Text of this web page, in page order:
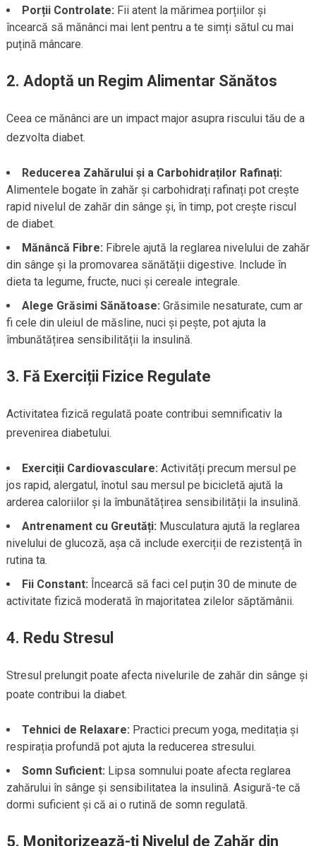
Porții Controlate: Fii atent la mărimea porțiilor și
încearcă să mănânci mai lent pentru a te simți sătul cu mai
puțină mâncare.
2. Adoptă un Regim Alimentar Sănătos
Ceea ce mănânci are un impact major asupra riscului tău de a
dezvolta diabet.
Reducerea Zahărului și a Carbohidraților Rafinați:
Alimentele bogate în zahăr și carbohidrați rafinați pot crește
rapid nivelul de zahăr din sânge și, în timp, pot crește riscul
de diabet.
Mănâncă Fibre: Fibrele ajută la reglarea nivelului de zahăr
din sânge și la promovarea sănătății digestive. Include în
dieta ta legume, fructe, nuci și cereale integrale.
Alege Grăsimi Sănătoase: Grăsimile nesaturate, cum ar
fi cele din uleiul de măsline, nuci și pește, pot ajuta la
îmbunătățirea sensibilității la insulină.
3. Fă Exerciții Fizice Regulate
Activitatea fizică regulată poate contribui semnificativ la
prevenirea diabetului.
Exerciții Cardiovasculare: Activități precum mersul pe
jos rapid, alergatul, înotul sau mersul pe bicicletă ajută la
arderea caloriilor și la îmbunătățirea sensibilității la insulină.
Antrenament cu Greutăți: Musculatura ajută la reglarea
nivelului de glucoză, așa că include exerciții de rezistență în
rutina ta.
Fii Constant: Încearcă să faci cel puțin 30 de minute de
activitate fizică moderată în majoritatea zilelor săptămânii.
4. Redu Stresul
Stresul prelungit poate afecta nivelurile de zahăr din sânge și
poate contribui la diabet.
Tehnici de Relaxare: Practici precum yoga, meditația și
respirația profundă pot ajuta la reducerea stresului.
Somn Suficient: Lipsa somnului poate afecta reglarea
zahărului în sânge și sensibilitatea la insulină. Asigură-te că
dormi suficient și că ai o rutină de somn regulată.
5. Monitorizează-ți Nivelul de Zahăr din